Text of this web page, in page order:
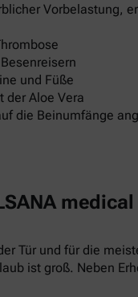
Vorbelastung,
und Füße
der Aloe Vera
die Beinumfänge
Tür und für die
ist groß. Neben